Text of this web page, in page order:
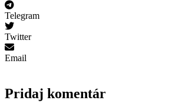
Telegram
Twitter
Email
Pridaj komentár